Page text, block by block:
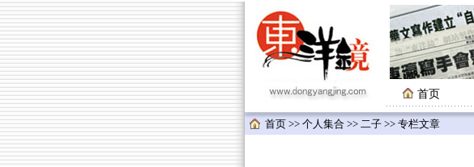
首页
首页 >> 个人集合 >> 二子 >> 专栏文章